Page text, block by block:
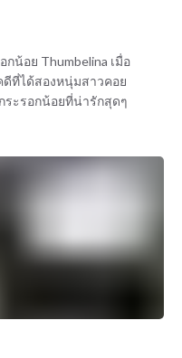
กน้อย Thumbelina เมื่อ
ที่ได้สองหนุ่มสาวคอย
ระรอกน้อยที่น่ารักสุดๆ